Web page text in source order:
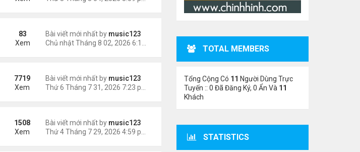
Bài viết mới nhất by music123
83
Xem
Bài viết mới nhất by music123
7719
Xem
Bài viết mới nhất by music123
1508
Xem
TOTAL MEMBERS
Tổng Cộng Có 11 Người Dùng Trực
Tuyến :: 0 Đã Đăng Ký, 0 Ẩn Và 11
Khách
STATISTICS